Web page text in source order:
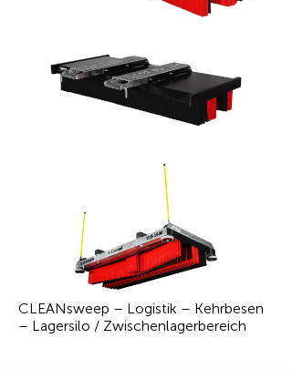
CLEANsweep – Logistik – Kehrbesen
– Lagersilo / Zwischenlagerbereich